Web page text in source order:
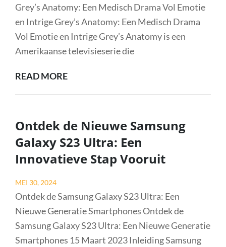
on
Grey’s Anatomy: Een Medisch Drama Vol Emotie
en Intrige Grey’s Anatomy: Een Medisch Drama
Vol Emotie en Intrige Grey’s Anatomy is een
Amerikaanse televisieserie die
READ MOREHET
VAN
GREY’S
ANATOMY:
EEN
FENOMEEN
Ontdek de Nieuwe Samsung
Galaxy S23 Ultra: Een
Innovatieve Stap Vooruit
Posted
on
MEI 30, 2024
Ontdek de Samsung Galaxy S23 Ultra: Een
Nieuwe Generatie Smartphones Ontdek de
Samsung Galaxy S23 Ultra: Een Nieuwe Generatie
Smartphones 15 Maart 2023 Inleiding Samsung